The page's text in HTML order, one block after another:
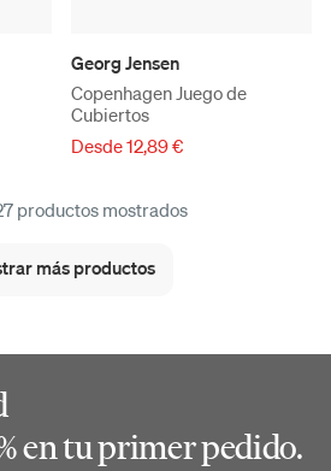
Georg Jensen
Copenhagen Juego de
Cubiertos
Desde 12,89 €
productos mostrados
más productos
en tu primer pedido.